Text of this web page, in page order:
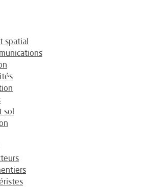
spatial
sol